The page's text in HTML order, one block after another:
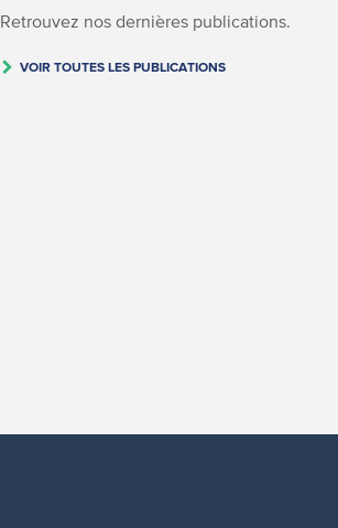
Retrouvez nos dernières publications.
VOIR TOUTES LES PUBLICATIONS